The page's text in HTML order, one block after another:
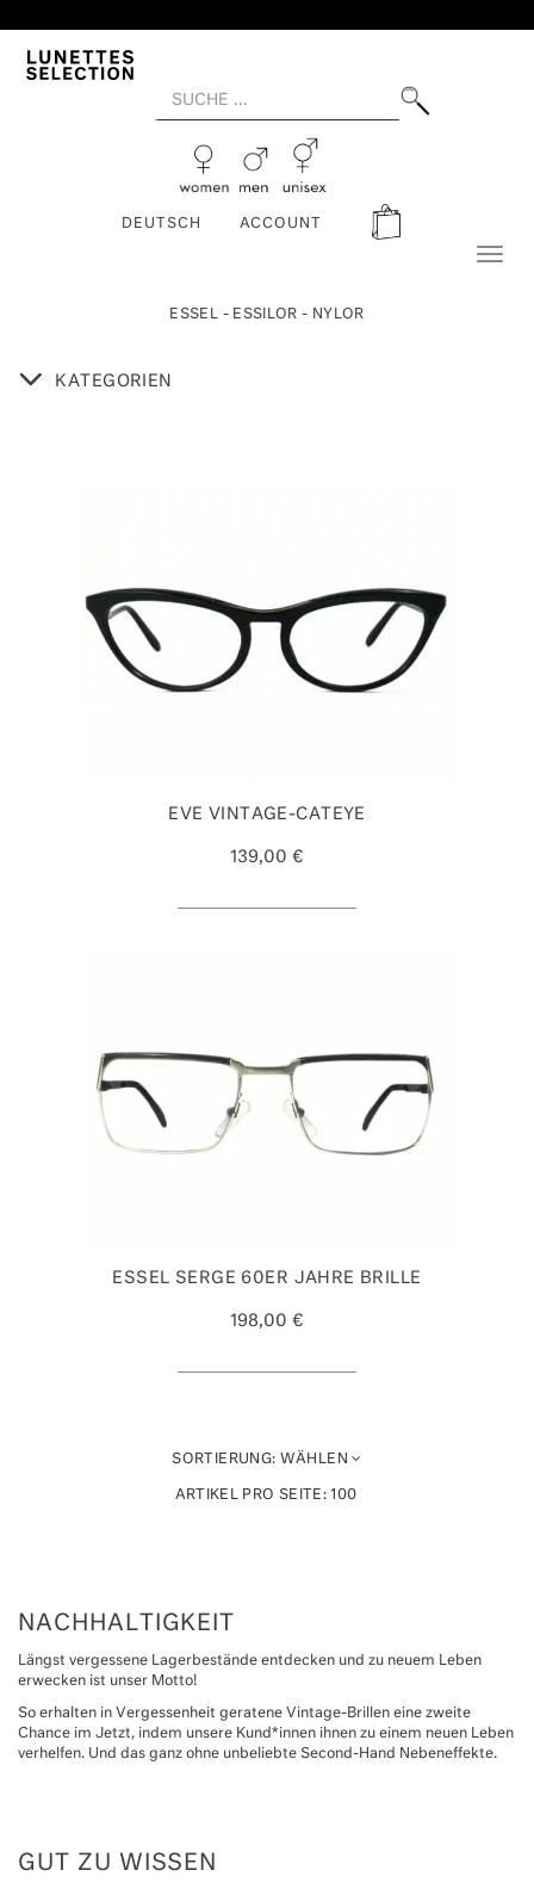
DEUTSCH ACCOUNT
ESSEL - ESSILOR - NYLOR
KATEGORIEN
EVE VINTAGE-CATEYE
139,00 €
ESSEL SERGE 60ER JAHRE BRILLE
198,00 €
SORTIERUNG: WÄHLEN
ARTIKEL PRO SEITE:100
NACHHALTIGKEIT
Längst vergessene Lagerbestände entdecken und zu neuem Leben
erwecken ist unser Motto!
So erhalten in Vergessenheit geratene Vintage-Brillen eine zweite
Chance im Jetzt, indem unsere Kund*innen ihnen zu einem neuen Leben
verhelfen. Und das ganz ohne unbeliebte Second-Hand Nebeneffekte.
GUT ZU WISSEN